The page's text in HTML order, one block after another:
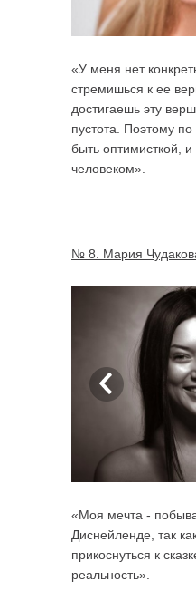
«У меня нет
стремишься к ее
достигаешь эту
пустота. Поэтому по
быть оптимисткой,
человеком».
№ 8. Мария
«Моя мечта -
Диснейленде, так
прикоснуться к
реальность».